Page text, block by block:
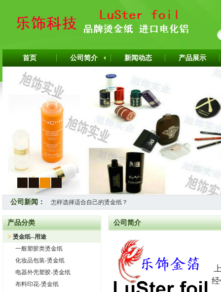
首页 公司简介 新闻动态 产品展示
4
公司新闻：
怎样选择适合自己的烫金纸？
热烈祝贺上海旭饰实业有限公司成为韩国ITW烫金纸华东区代理商
上海旭饰实业有限公司—日本东洋烫金纸TORAY烫金纸华东区总
热烈祝贺上海旭饰实业有限公司成为德国库尔兹烫金纸一级代理
热烈祝贺旭饰实业成为日本OIKE烫金纸尾池烫金纸华东区总代理
上海旭饰实业有限公司——进口烫金纸专业供应商
怎样选择进口烫金纸
产品分类
> 烫金纸--用途
一般塑胶类烫金纸
化妆品包装-烫金纸
电器外壳塑胶-烫金纸
布料印花-烫金纸
公司简介